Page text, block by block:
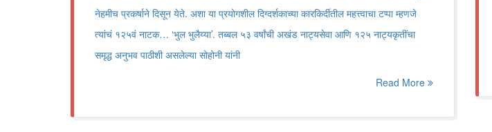
नेहमीच प्रकर्षाने दिसून येते. अशा या प्रयोगशील दिग्दर्शकाच्या कारकिर्दीतील महत्त्वाचा टप्पा म्हणजे
त्यांचं १२५वं नाटक… ‘भुल भुलैय्या’. तब्बल ५३ वर्षांची अखंड नाट्यसेवा आणि १२५ नाट्यकृतींचा
समृद्ध अनुभव पाठीशी असलेल्या सोहोनी यांनी
Read More